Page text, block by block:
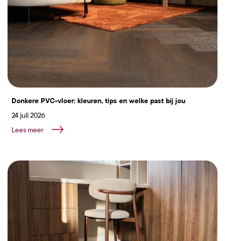
Donkere PVC-vloer: kleuren, tips en welke past bij jou
24 juli 2026
Lees meer